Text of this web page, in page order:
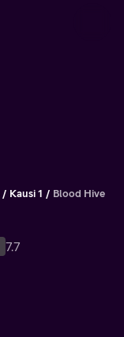
Kausi 1 Blood Hive
7.7